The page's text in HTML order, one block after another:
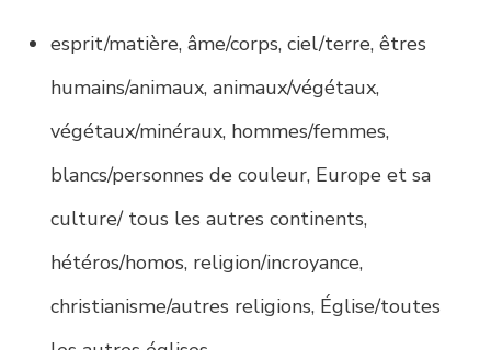
esprit/matière, âme/corps, ciel/terre, êtres
humains/animaux, animaux/végétaux,
végétaux/minéraux, hommes/femmes,
blancs/personnes de couleur, Europe et sa
culture/ tous les autres continents,
hétéros/homos, religion/incroyance,
christianisme/autres religions, Église/toutes